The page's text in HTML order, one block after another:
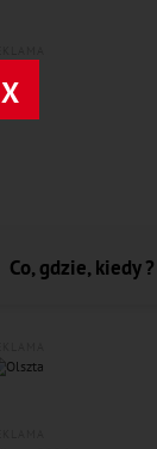
X
Co, gdzie, kiedy ?